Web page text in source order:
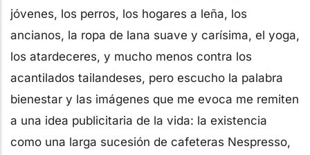
jóvenes, los perros, los hogares a leña, los
ancianos, la ropa de lana suave y carísima, el yoga,
los atardeceres, y mucho menos contra los
acantilados tailandeses, pero escucho la palabra
bienestar y las imágenes que me evoca me remiten
a una idea publicitaria de la vida: la existencia
como una larga sucesión de cafeteras Nespresso,